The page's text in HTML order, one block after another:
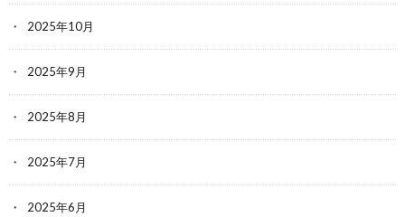
2025年10月
2025年9月
2025年8月
2025年7月
2025年6月